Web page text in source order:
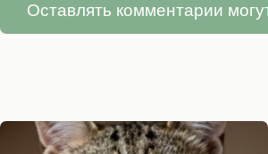
Оставлять комментарии